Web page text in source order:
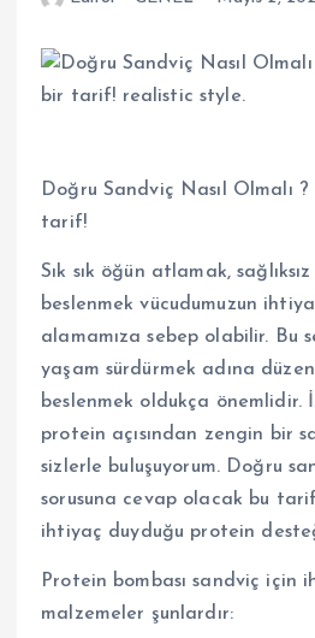
Doğru Sandviç Nasıl Olmalı
tarif!
Sık sık öğün atlamak,
beslenmek vücudumuzun
alamamıza sebep olabilir. Bu
yaşam sürdürmek adına
beslenmek oldukça önemlidir.
protein açısından zengin bir
sizlerle buluşuyorum. Doğru
sorusuna cevap olacak bu
ihtiyaç duyduğu protein
Protein bombası sandviç için
malzemeler şunlardır: